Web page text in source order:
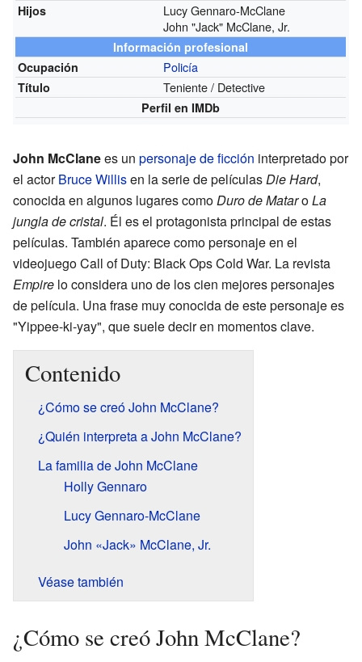
Hijos
Lucy Gennaro-McClane
John "Jack" McClane, Jr.
Información profesional
Ocupación
Policía
Título Teniente / Detective
Perfil en IMDb
John McClanees un personaje de ficción interpretado por
el actorBruce Willisen la serie de películasDie Hard,
conocida en algunos lugares comoDuro de MataroLa
jungla de cristal. Él es el protagonista principal de estas
películas. También aparece como personaje en el
videojuego Call of Duty: Black Ops Cold War. La revista
Empire lo considera uno de los cien mejores personajes
de película. Una frase muy conocida de este personaje es
"Yippee-ki-yay", que suele decir en momentos clave.
Contenido
¿Cómo se creó John McClane?
¿Quién interpreta a John McClane?
La familia de John McClane
Holly Gennaro
Lucy Gennaro-McClane
John «Jack» McClane, Jr.
Véase también
¿Cómo se creó John McClane?